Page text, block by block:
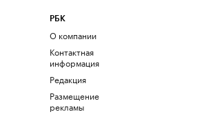
РБК
О компании
Контактная
информация
Редакция
Размещение
рекламы